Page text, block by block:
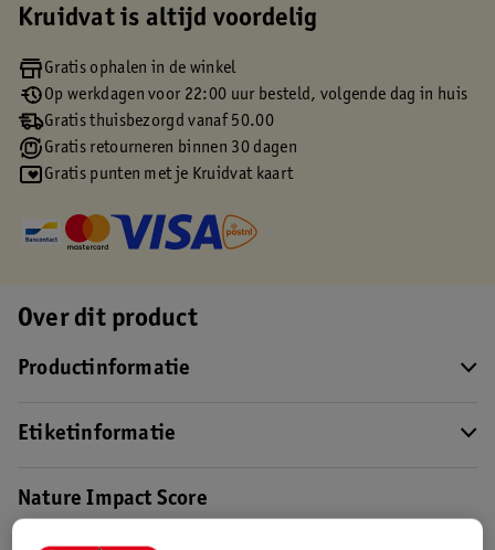
Kruidvat is altijd voordelig
Gratis ophalen in de winkel
Op werkdagen voor 22:00 uur besteld, volgende dag in huis
Gratis thuisbezorgd vanaf 50.00
Gratis retourneren binnen 30 dagen
Gratis punten met je Kruidvat kaart
Over dit product
Productinformatie
Etiketinformatie
Nature Impact Score